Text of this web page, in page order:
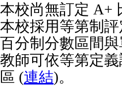
本校尚無訂定 A+
本校採用等第制
百分制分數區間
教師可依等第定
區 (連結)。